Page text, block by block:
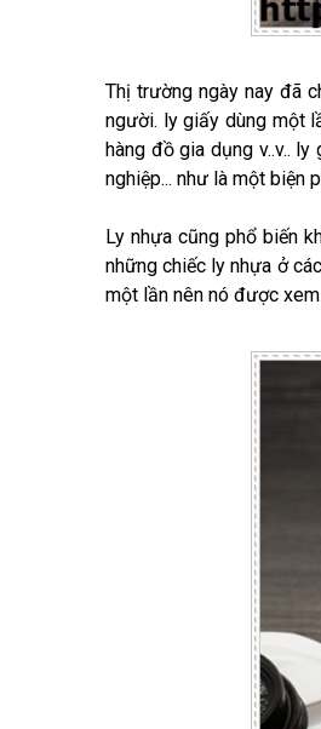
Thị trường ngày nay đã
người. ly giấy dùng một
hàng đồ gia dụng v..v..
nghiệp... như là một biện
Ly nhựa cũng phổ biến
những chiếc ly nhựa ở
một lần nên nó được